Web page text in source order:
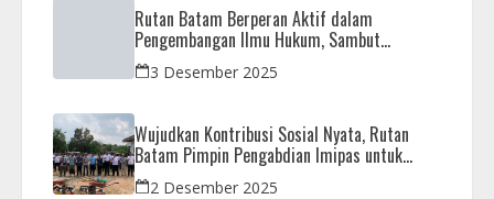
Rutan Batam Berperan Aktif dalam
Pengembangan Ilmu Hukum, Sambut
Kunjungan Observasi Mahasiswa UIB
3 Desember 2025
Wujudkan Kontribusi Sosial Nyata, Rutan
Batam Pimpin Pengabdian Imipas untuk
Negeri di Masjid Syahrom Ba’dawi
2 Desember 2025